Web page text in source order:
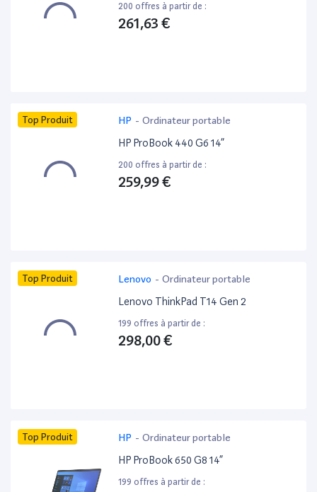
200 offres à partir de :
261,63 €
Top Produit HP - Ordinateur portable
HP ProBook 440 G6 14”
200 offres à partir de :
259,99 €
Top Produit Lenovo - Ordinateur portable
Lenovo ThinkPad T14 Gen 2
199 offres à partir de :
298,00 €
Top Produit HP - Ordinateur portable
HP ProBook 650 G8 14”
199 offres à partir de :